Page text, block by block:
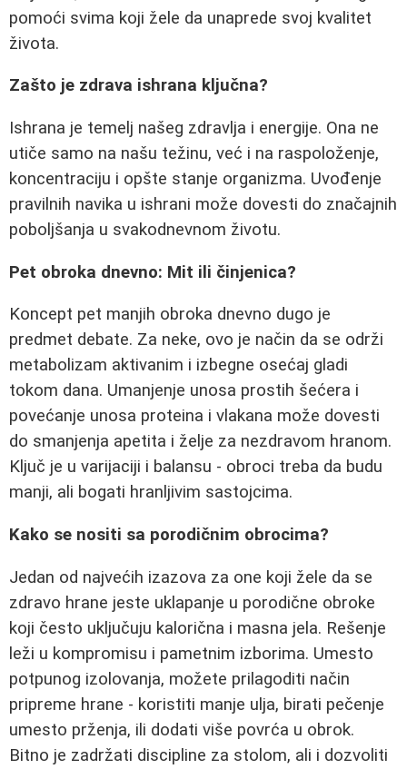
pomoći svima koji žele da unaprede svoj kvalitet
života.
Zašto je zdrava ishrana ključna?
Ishrana je temelj našeg zdravlja i energije. Ona ne
utiče samo na našu težinu, već i na raspoloženje,
koncentraciju i opšte stanje organizma. Uvođenje
pravilnih navika u ishrani može dovesti do značajnih
poboljšanja u svakodnevnom životu.
Pet obroka dnevno: Mit ili činjenica?
Koncept pet manjih obroka dnevno dugo je
predmet debate. Za neke, ovo je način da se održi
metabolizam aktivanim i izbegne osećaj gladi
tokom dana. Umanjenje unosa prostih šećera i
povećanje unosa proteina i vlakana može dovesti
do smanjenja apetita i želje za nezdravom hranom.
Ključ je u varijaciji i balansu - obroci treba da budu
manji, ali bogati hranljivim sastojcima.
Kako se nositi sa porodičnim obrocima?
Jedan od najvećih izazova za one koji žele da se
zdravo hrane jeste uklapanje u porodične obroke
koji često uključuju kalorična i masna jela. Rešenje
leži u kompromisu i pametnim izborima. Umesto
potpunog izolovanja, možete prilagoditi način
pripreme hrane - koristiti manje ulja, birati pečenje
umesto prženja, ili dodati više povrća u obrok.
Bitno je zadržati discipline za stolom, ali i dozvoliti